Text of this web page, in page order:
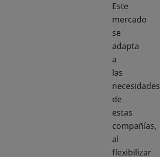
Este
mercado
se
adapta
a
las
necesidades
de
estas
compañías,
al
flexibilizar